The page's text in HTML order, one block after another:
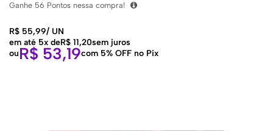
Ganhe 56 Pontos nessa compra!
R$ 55,99/ UN
em até 5x deR$ 11,20sem juros
ouR$ 53,19com 5% OFF no Pix